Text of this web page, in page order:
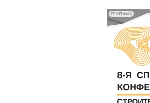
РЕКЛАМА